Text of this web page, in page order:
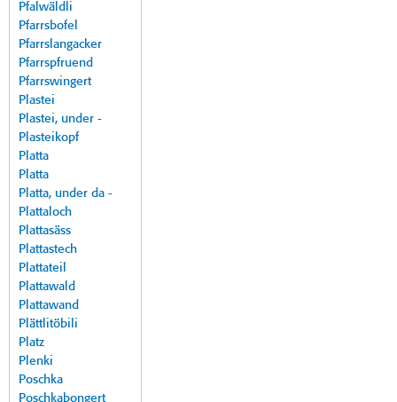
Pfalwäldli
Pfarrsbofel
Pfarrslangacker
Pfarrspfruend
Pfarrswingert
Plastei
Plastei, under -
Plasteikopf
Platta
Platta
Platta, under da -
Plattaloch
Plattasäss
Plattastech
Plattateil
Plattawald
Plattawand
Plättlitöbili
Platz
Plenki
Poschka
Poschkabongert